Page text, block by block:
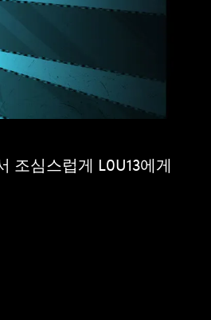
조심스럽게 L0U13에게